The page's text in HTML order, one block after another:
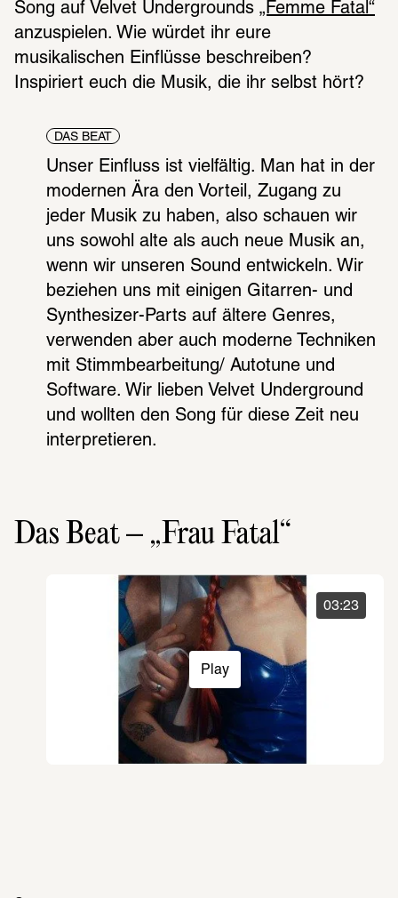
Song auf Velvet Undergrounds „Femme Fatal“
anzuspielen. Wie würdet ihr eure
musikalischen Einflüsse beschreiben?
Inspiriert euch die Musik, die ihr selbst hört?
DAS BEAT
Unser Einfluss ist vielfältig. Man hat in der
modernen Ära den Vorteil, Zugang zu
jeder Musik zu haben, also schauen wir
uns sowohl alte als auch neue Musik an,
wenn wir unseren Sound entwickeln. Wir
beziehen uns mit einigen Gitarren- und
Synthesizer-Parts auf ältere Genres,
verwenden aber auch moderne Techniken
mit Stimmbearbeitung/ Autotune und
Software. Wir lieben Velvet Underground
und wollten den Song für diese Zeit neu
interpretieren.
Das Beat – „Frau Fatal“
Play
03:23